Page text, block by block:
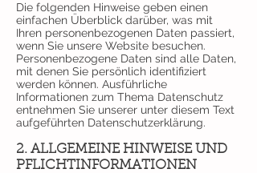
Die folgenden Hinweise geben einen
einfachen Überblick darüber, was mit
Ihren personenbezogenen Daten passiert,
wenn Sie unsere Website besuchen.
Personenbezogene Daten sind alle Daten,
mit denen Sie persönlich identifiziert
werden können. Ausführliche
Informationen zum Thema Datenschutz
entnehmen Sie unserer unter diesem Text
aufgeführten Datenschutzerklärung.
2. ALLGEMEINE HINWEISE UND
PFLICHTINFORMATIONEN